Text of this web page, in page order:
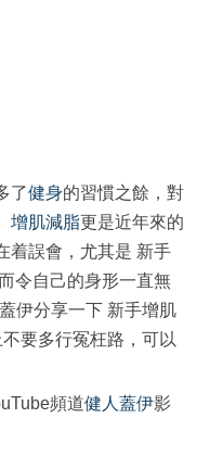
了健身的習慣之餘，對
增肌減脂更是近年來的
着誤會，尤其是 新手
令自己的身形一直無
伊分享一下 新手增肌
要多行冤枉路，可以
頻道健人蓋伊影